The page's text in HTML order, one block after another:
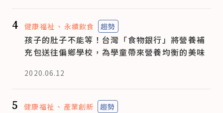
4 健康福祉 永續飲食 趨勢
孩子的肚子不能等！台灣「食物銀行」將營養補
充包送往偏鄉學校，為學童帶來營養均衡的美味
2020.06.12
5 健康福祉 產業創新 趨勢